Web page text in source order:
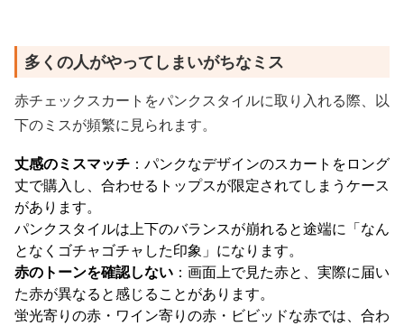
多くの人がやってしまいがちなミス
赤チェックスカートをパンクスタイルに取り入れる際、以
下のミスが頻繁に見られます。
丈感のミスマッチ ：パンクなデザインのスカートをロング
丈で購入し、合わせるトップスが限定されてしまうケース
があります。
パンクスタイルは上下のバランスが崩れると途端に「なん
となくゴチャゴチャした印象」になります。
赤のトーンを確認しない ：画面上で見た赤と、実際に届い
た赤が異なると感じることがあります。
蛍光寄りの赤・ワイン寄りの赤・ビビッドな赤では、合わ